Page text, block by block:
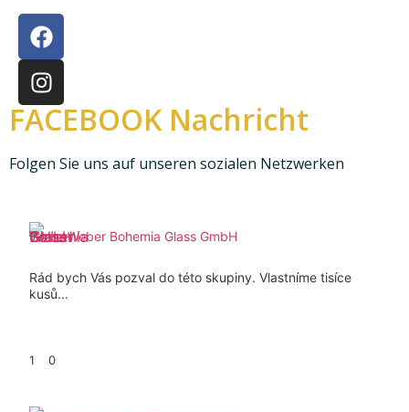
FACEBOOK Nachricht
Folgen Sie uns auf unseren sozialen Netzwerken
Weber Bohemia Glass GmbH
Rád bych Vás pozval do této skupiny. Vlastníme tisíce
kusů...
1 0